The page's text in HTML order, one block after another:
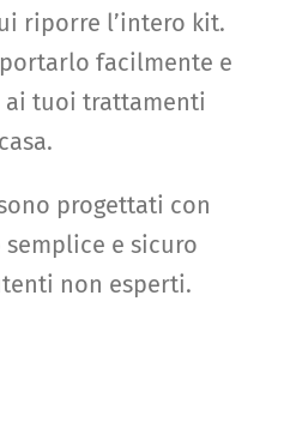
riporre l’intero kit.
facilmente e
tuoi trattamenti
progettati con
e sicuro
non esperti.